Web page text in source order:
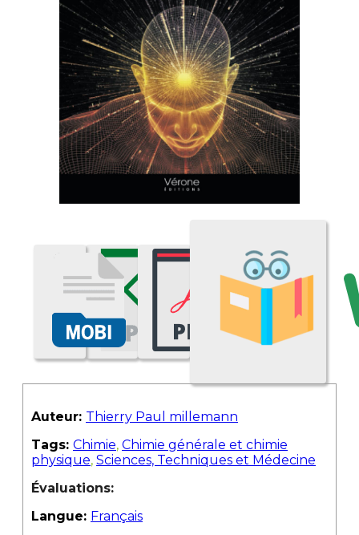
Auteur: Thierry Paul millemann
Tags: Chimie, Chimie générale et chimie
physique, Sciences, Techniques et Médecine
Évaluations:
Langue: Français